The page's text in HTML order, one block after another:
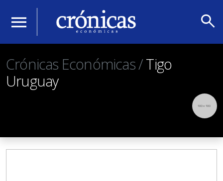
menu search
Crónicas Económicas /Tigo
Uruguay